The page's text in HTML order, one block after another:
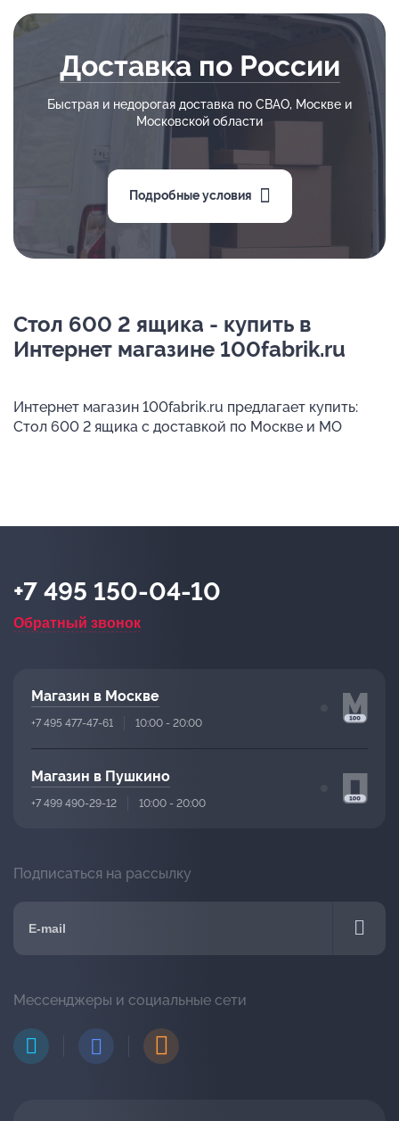
Доставка по России
Быстрая и недорогая доставка по СВАО, Москве и
Московской области
Подробные условия
Стол 600 2 ящика - купить в
Интернет магазине 100fabrik.ru
Интернет магазин 100fabrik.ru предлагает купить:
Стол 600 2 ящика с доставкой по Москве и МО
+7 495 150-04-10
Обратный звонок
Магазин в Москве
+7 495 477-47-61 10:00 - 20:00
Магазин в Пушкино
+7 499 490-29-12 10:00 - 20:00
Подписаться на рассылку
Мессенджеры и социальные сети